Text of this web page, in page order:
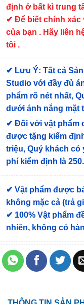
định ở bất kì trung
✔ Để biết chính xác
của bạn . Hãy liên
tôi .
✔ Lưu Ý: Tất cả
Studio với đầy đủ
phẩm rõ nét nhất,
dưới ánh nắng mặt
✔ Đối với vật phẩm
được tặng kiểm
triệu, Quý khách có
phí kiểm định là
✔ Vật phẩm được
không mặc cả (trả
✔ 100% Vật phẩm
nhiên, không có